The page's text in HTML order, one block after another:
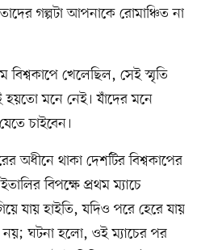
তাদের গল্পটা আপনাকে রোমাঞ্চিত না
বিশ্বকাপে খেলেছিল, সেই স্মৃতি
মনে নেই। যাঁদের মনে
চাইবেন।
অধীনে থাকা দেশটির বিশ্বকাপের
বিপক্ষে প্রথম ম্যাচে
যায় হাইতি, যদিও পরে হেরে যায়
ঘটনা হলো, ওই ম্যাচের পর